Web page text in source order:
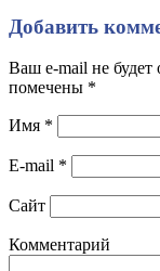
Добавить
Ваш e-mail не будет
помечены *
Имя *
E-mail *
Сайт
Комментарий